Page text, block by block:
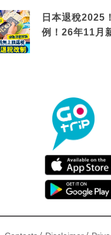
日本退稅2025
例！26年11月